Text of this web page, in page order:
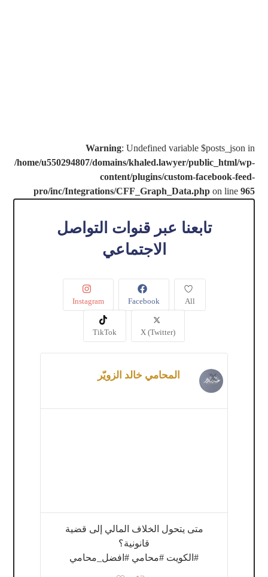
Warning: Undefined variable $posts_json in
/home/u550294807/domains/khaled.lawyer/public_html/wp-
content/plugins/custom-facebook-feed-
pro/inc/Integrations/CFF_Graph_Data.phpon line 965
تابعنا عبر قنوات التواصل
الاجتماعي
All
Facebook
Instagram
X (Twitter)
TikTok
المحامي خالد الزويّر
متى يتحول الخلاف المالي إلى قضية
قانونية؟
#الكويت #محامي #افضل_محامي